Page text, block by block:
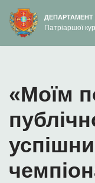
вмісту
Перейти
до
ДЕПАРТАМЕНТ
Патріаршої
«Моїм